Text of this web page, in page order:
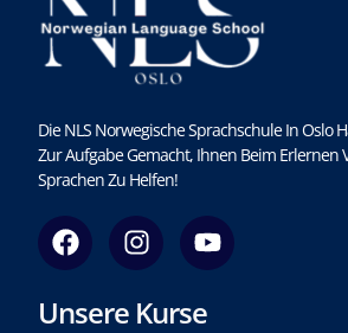
Die NLS Norwegische Sprachschule In Oslo
Zur Aufgabe Gemacht, Ihnen Beim Erlernen
Sprachen Zu Helfen!
F
a
c
e
I
n
s
t
Y
o
u
t
Unsere Kurse